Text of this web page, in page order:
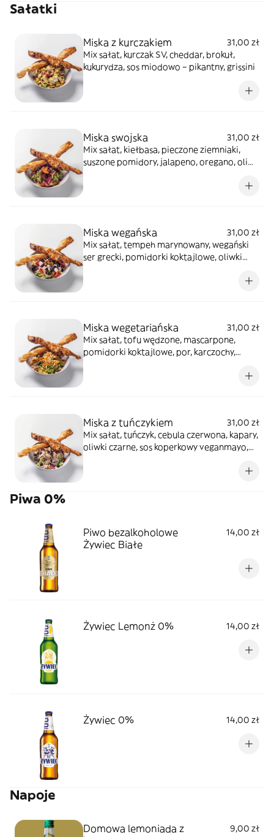
Sałatki
Miska z kurczakiem
31,00 zł
Mix sałat, kurczak SV, cheddar, brokuł,
kukurydza, sos miodowo – pikantny, grissini
Miska swojska
31,00 zł
Mix sałat, kiełbasa, pieczone ziemniaki,
suszone pomidory, jalapeno, oregano, oliwa
Miska wegańska
31,00 zł
Mix sałat, tempeh marynowany, wegański
ser grecki, pomidorki koktajlowe, oliwki
Miska wegetariańska
31,00 zł
Mix sałat, tofu wędzone, mascarpone,
pomidorki koktajlowe, por, karczochy,
Miska z tuńczykiem
31,00 zł
Mix sałat, tuńczyk, cebula czerwona, kapary,
oliwki czarne, sos koperkowy veganmayo,
Piwa 0%
Piwo bezalkoholowe
Żywiec Białe
14,00 zł
Żywiec Lemonż 0% 14,00 zł
Żywiec 0% 14,00 zł
Napoje
Domowa lemoniada z
9,00 zł